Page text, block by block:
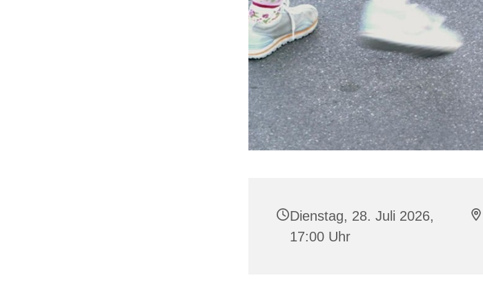
Dienstag, 28. Juli 2026,
17:00 Uhr